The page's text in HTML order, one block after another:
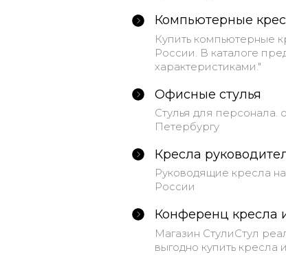
Компьютерные
Купить компьютерные
России. В каталоге
характеристиками."
Офисные стулья
Стулья для персонала.
Петербургу
Кресла
Руководящие кресла
России
Конференц кресла
Магазин СтулиСтул
выгодно купить кресла